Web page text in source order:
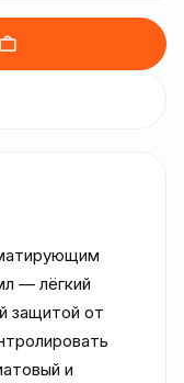
— лёгкий
защитой от
и